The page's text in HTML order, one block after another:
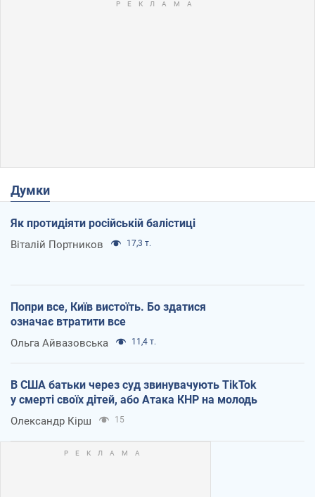
Думки
Як протидіяти російській балістиці
Віталій Портников 17,3 т.
Попри все, Київ вистоїть. Бо здатися
означає втратити все
Ольга Айвазовська 11,4 т.
В США батьки через суд звинувачують TikTok
у смерті своїх дітей, або Атака КНР на молодь
Олександр Кірш 15